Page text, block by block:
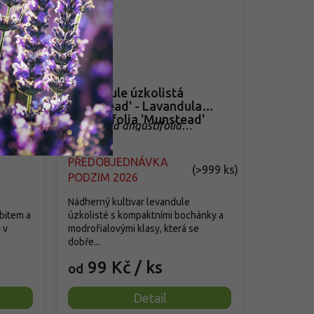
a
v
Levandule úzkolistá
'Munstead' - Lavandula
angustifolia 'Munstead'
Lavandula angustifolia
'Munstead'
PŘEDOBJEDNÁVKA
PODZIM 2026
(>999 ks)
od 99 Kč / ks
Detail
Nádherný kultivar levandule
úzkolisté s kompaktními bochánky a
modrofialovými klasy, která se
dobře...